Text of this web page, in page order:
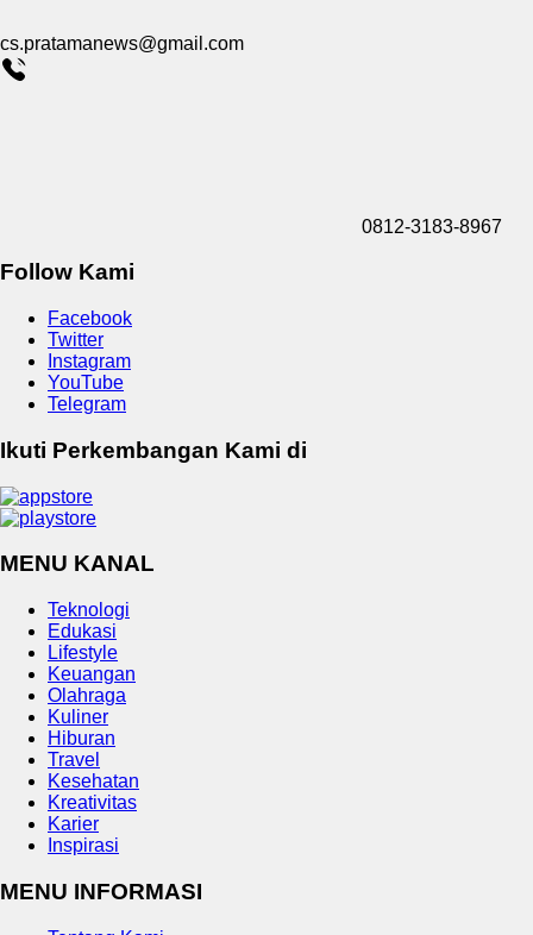
cs.pratamanews@gmail.com
0812-3183-8967
Follow Kami
Facebook
Twitter
Instagram
YouTube
Telegram
Ikuti Perkembangan Kami di
MENU KANAL
Teknologi
Edukasi
Lifestyle
Keuangan
Olahraga
Kuliner
Hiburan
Travel
Kesehatan
Kreativitas
Karier
Inspirasi
MENU INFORMASI